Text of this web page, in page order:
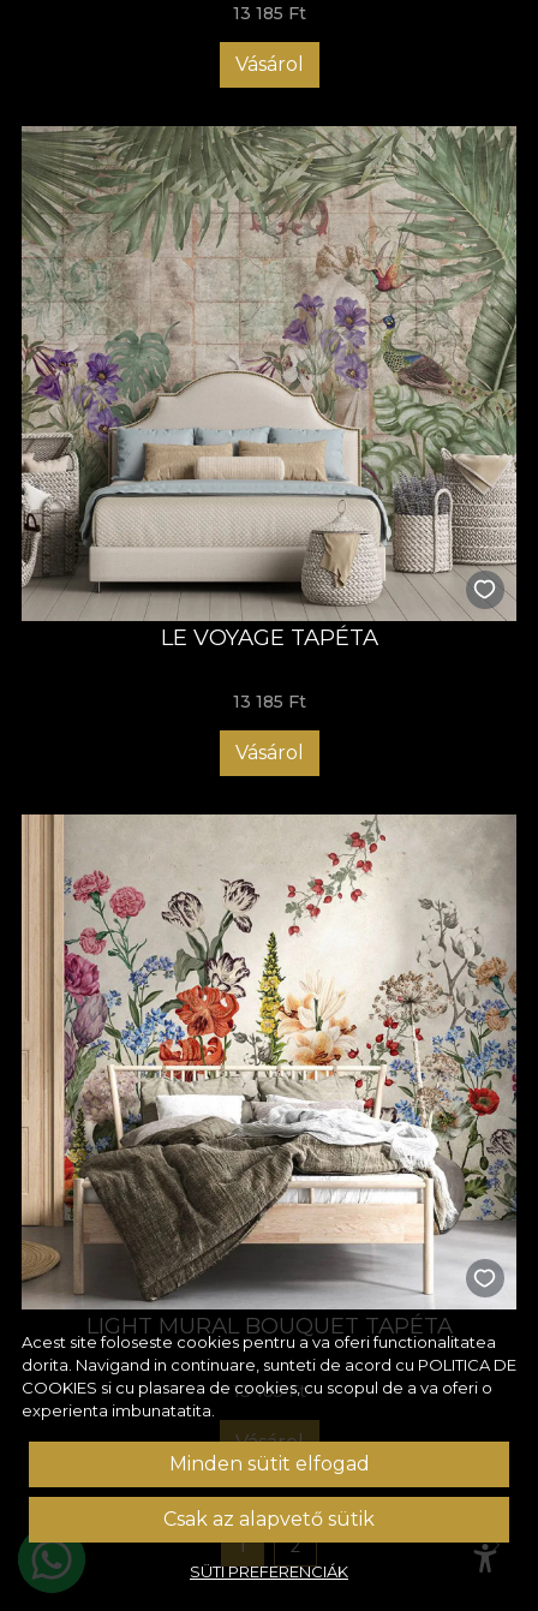
13 185 Ft
Vásárol
LE VOYAGE TAPÉTA
13 185 Ft
Vásárol
LIGHT MURAL BOUQUET TAPÉTA
13 185 Ft
Vásárol
1 2
Acest site foloseste cookies pentru a va oferi functionalitatea
dorita. Navigand in continuare, sunteti de acord cu POLITICA DE
COOKIES si cu plasarea de cookies, cu scopul de a va oferi o
experienta imbunatatita.
Minden sütit elfogad
Csak az alapvető sütik
SÜTI PREFERENCIÁK